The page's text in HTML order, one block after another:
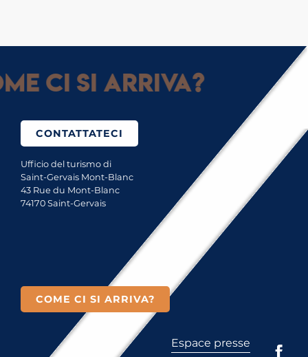
ci si arriva?
CONTATTATECI
Ufficio del turismo di
Saint-Gervais Mont-Blanc
43 Rue du Mont-Blanc
74170 Saint-Gervais
COME CI SI ARRIVA?
Espace presse